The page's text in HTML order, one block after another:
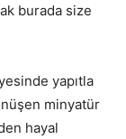
burada size
yapıtla
minyatür
hayal